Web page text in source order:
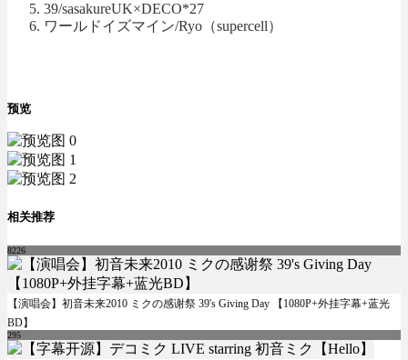
39/sasakureUK×DECO*27
ワールドイズマイン/Ryo（supercell）
预览
相关推荐
8226
【演唱会】初音未来2010 ミクの感谢祭 39's Giving Day 【1080P+外挂字幕+蓝光
BD】
295